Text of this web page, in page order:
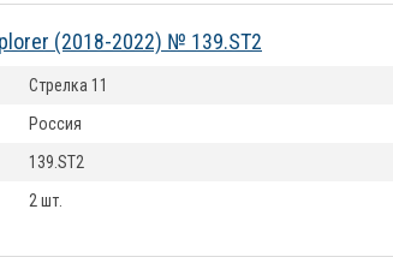
(2018-2022) № 139.ST2
Стрелка 11
Россия
139.ST2
2 шт.